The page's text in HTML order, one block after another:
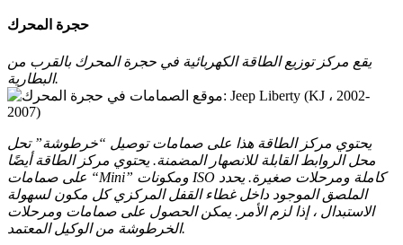
حجرة المحرك
يقع مركز توزيع الطاقة الكهربائية في حجرة المحرك بالقرب من
البطارية.
يحتوي مركز الطاقة هذا على صمامات توصيل “خرطوشة” تحل
محل الروابط القابلة للانصهار المضمنة.يحتوي مركز الطاقة أيضًا
على صمامات “Mini” ومكونات ISO كاملة ومرحلات صغيرة.يحدد
الملصق الموجود داخل غطاء القفل المركزي كل مكون لسهولة
الاستبدال ، إذا لزم الأمر.يمكن الحصول على صمامات ومرحلات
الخرطوشة من الوكيل المعتمد.